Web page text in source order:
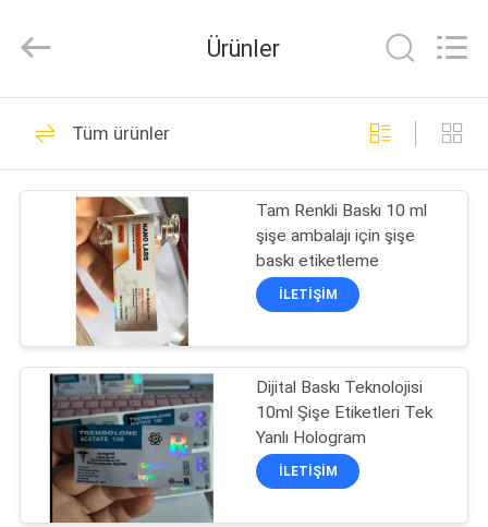
ÜRÜN:%
HAKKIMIZDA
FABRIKA
TURU
KALITE
KONTROL
Reserved.
Cam Flakon
Etiketleri
335
Şişe etiketleri
256
Ürünler
Tüm ürünler
Tam Renkli Baskı 10 ml
şişe ambalajı için şişe
baskı etiketleme
İLETIŞIM
Dijital Baskı Teknolojisi
10ml Şişe Etiketleri Tek
Yanlı Hologram
İLETIŞIM